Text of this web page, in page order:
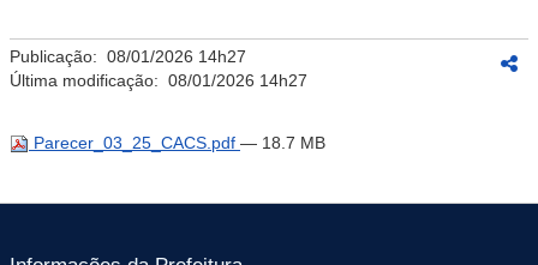
Publicação: 08/01/2026 14h27
Última modificação: 08/01/2026 14h27
Parecer_03_25_CACS.pdf — 18.7 MB